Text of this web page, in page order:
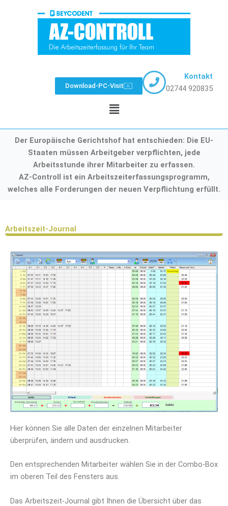
Download-PC-Visit
Kontakt
02744 920835
Menü
Der Europäische Gerichtshof hat entschieden: Die EU-
Staaten müssen Arbeitgeber verpflichten, jede
Arbeitsstunde ihrer Mitarbeiter zu erfassen.
AZ-Controll ist ein Arbeitszeiterfassungsprogramm,
welches alle Forderungen der neuen Verpflichtung erfüllt.
Arbeitszeit-Journal
Hier können Sie alle Daten der einzelnen Mitarbeiter
überprüfen, ändern und ausdrucken.
Den entsprechenden Mitarbeiter wählen Sie in der Combo-Box
im oberen Teil des Fensters aus.
Das Arbeitszeit-Journal gibt Ihnen die Übersicht über das